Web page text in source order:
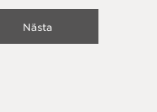
Nästa